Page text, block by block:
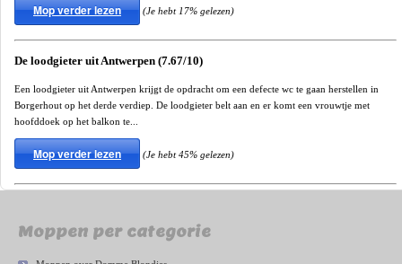
Mop verder lezen (Je hebt 17% gelezen)
De loodgieter uit Antwerpen (7.67/10)
Een loodgieter uit Antwerpen krijgt de opdracht om een defecte wc te gaan herstellen in
Borgerhout op het derde verdiep. De loodgieter belt aan en er komt een vrouwtje met
hoofddoek op het balkon te...
Mop verder lezen (Je hebt 45% gelezen)
Moppen per categorie